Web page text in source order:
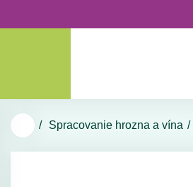
Spracovanie hrozna a vína